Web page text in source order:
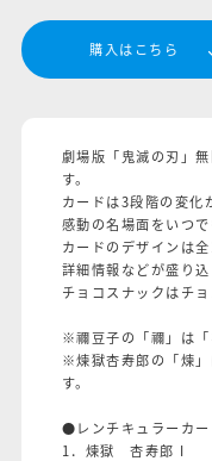
購入はこちら
劇場版「鬼滅の刃」
す。
カードは3段階の変化
感動の名場面をいつ
カードのデザインは
詳細情報などが盛り込
チョコスナックはチ
※禰豆子の「禰」は「
※煉獄杏寿郎の「煉
す。
●レンチキュラーカー
1．煉獄 杏寿郎 I